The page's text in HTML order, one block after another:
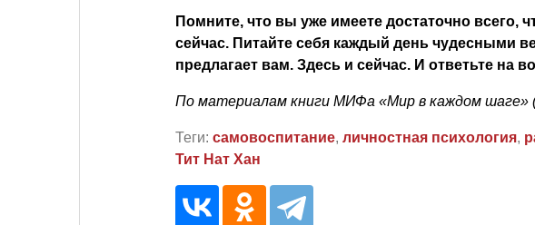
Помните, что вы уже имеете достаточно всего,
сейчас. Питайте себя каждый день чудесными
предлагает вам. Здесь и сейчас. И ответьте на
По материалам книги МИФа «Мир в каждом шаге»
Теги: самовоспитание, личностная психология,
Тит Нат Хан